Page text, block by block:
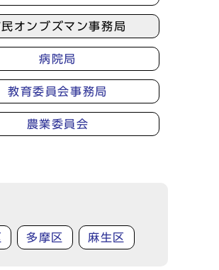
オンブズマン事務局
病院局
教育委員会事務局
農業委員会
多摩区 麻生区